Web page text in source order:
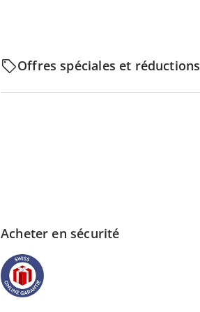
Offres spéciales et réductions
Acheter en sécurité